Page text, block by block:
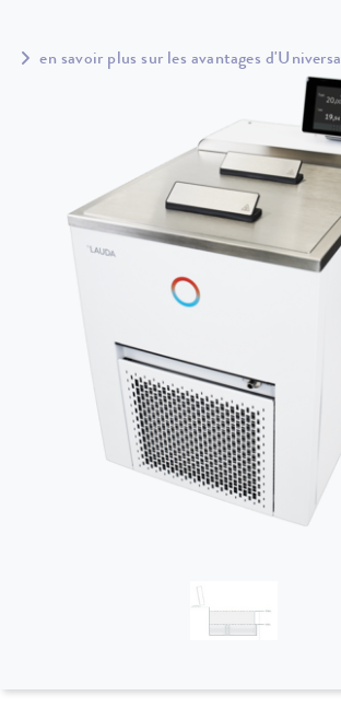
en savoir plus sur les avantages d'Universa